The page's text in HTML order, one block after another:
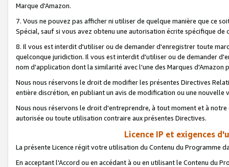
Marque d'Amazon.
7. Vous ne pouvez pas afficher ni utiliser de quelque manière que ce
Spécial, sauf si vous avez obtenu une autorisation écrite spécifique de
8. Il vous est interdit d'utiliser ou de demander d'enregistrer toute
quelconque juridiction. Il vous est interdit d'utiliser ou de demander
nom d'application dont la similarité avec l'une des Marques
Nous nous réservons le droit de modifier les présentes Directives
entière discrétion, en publiant un avis de modification ou une nouvelle
Nous nous réservons le droit d'entreprendre, à tout moment et à
autorisée ou toute utilisation contraire aux présentes Directives.
Licence IP et exigences
La présente Licence régit votre utilisation du Contenu du Programme
En acceptant l'Accord ou en accédant à ou en utilisant le Contenu du